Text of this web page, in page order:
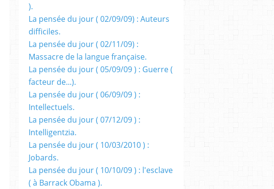
).
La pensée du jour ( 02/09/09) : Auteurs
difficiles.
La pensée du jour ( 02/11/09) :
Massacre de la langue française.
La pensée du jour ( 05/09/09 ) : Guerre (
facteur de...).
La pensée du jour ( 06/09/09 ) :
Intellectuels.
La pensée du jour ( 07/12/09 ) :
Intelligentzia.
La pensée du jour ( 10/03/2010 ) :
Jobards.
La pensée du jour ( 10/10/09 ) : l'esclave
( à Barrack Obama ).